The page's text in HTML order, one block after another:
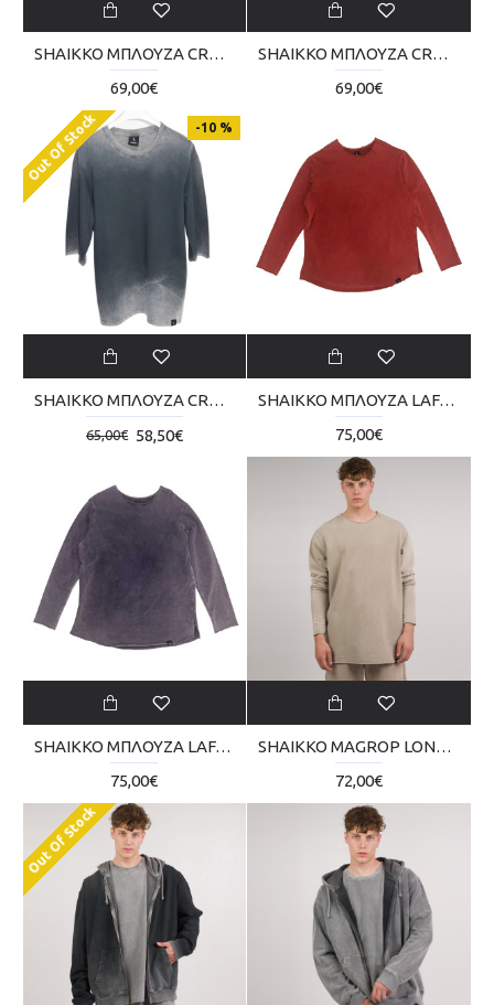
SHAIKKO ΜΠΛΟΥΖΑ CROP LONG VINTAGE SKU225TQ06-1111
69,00€
SHAIKKO ΜΠΛΟΥΖΑ CROP LONG VINTAGE SKU225TQ06-5252
69,00€
-10 %
Out Of Stock
SHAIKKO ΜΠΛΟΥΖΑ CROP REVERSE SKU02TT02-0202
58,50€
65,00€
SHAIKKO ΜΠΛΟΥΖΑ LAFAT REVERSE 280GR SKU225TM04-1111
75,00€
SHAIKKO ΜΠΛΟΥΖΑ LAFAT REVERSE 280GR SKU225TM04-2626
75,00€
SHAIKKO MAGROP LONG BABY VNTG SKU224TA05-2222
72,00€
Out Of Stock